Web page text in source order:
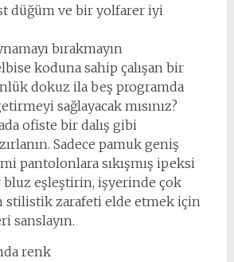
düğüm ve bir yolfarer iyi
bırakmayın
koduna sahip çalışan bir
dokuz ila beş programda
sağlayacak mısınız?
ofiste bir dalış gibi
Sadece pamuk geniş
pantolonlara sıkışmış ipeksi
eşleştirin, işyerinde çok
stilistik zarafeti elde etmek için
sanslayın.
renk